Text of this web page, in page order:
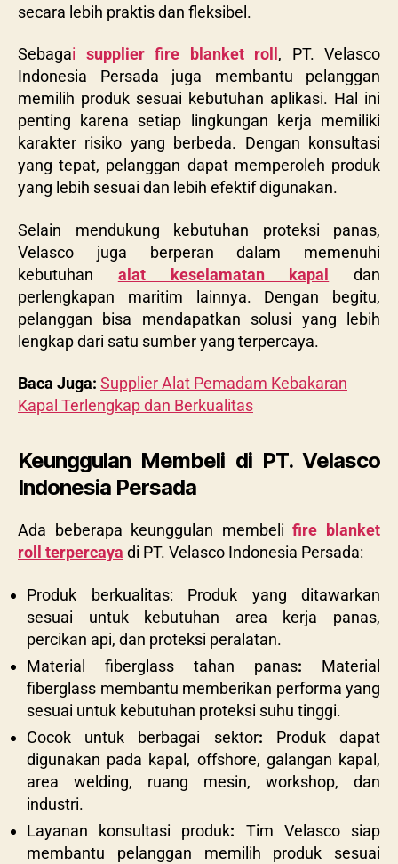
secara lebih praktis dan fleksibel.
Sebagai supplier fire blanket roll , PT. Velasco
Indonesia Persada juga membantu pelanggan
memilih produk sesuai kebutuhan aplikasi. Hal ini
penting karena setiap lingkungan kerja memiliki
karakter risiko yang berbeda. Dengan konsultasi
yang tepat, pelanggan dapat memperoleh produk
yang lebih sesuai dan lebih efektif digunakan.
Selain mendukung kebutuhan proteksi panas,
Velasco juga berperan dalam memenuhi
kebutuhan alat keselamatan kapal dan
perlengkapan maritim lainnya. Dengan begitu,
pelanggan bisa mendapatkan solusi yang lebih
lengkap dari satu sumber yang terpercaya.
Baca Juga: Supplier Alat Pemadam Kebakaran
Kapal Terlengkap dan Berkualitas
Keunggulan Membeli di PT. Velasco
Indonesia Persada
Ada beberapa keunggulan membelifire blanket
roll terpercaya di PT. Velasco Indonesia Persada:
Produk berkualitas: Produk yang ditawarkan
sesuai untuk kebutuhan area kerja panas,
percikan api, dan proteksi peralatan.
Material fiberglass tahan panas: Material
fiberglass membantu memberikan performa yang
sesuai untuk kebutuhan proteksi suhu tinggi.
Cocok untuk berbagai sektor: Produk dapat
digunakan pada kapal, offshore, galangan kapal,
area welding, ruang mesin, workshop, dan
industri.
Layanan konsultasi produk: Tim Velasco siap
membantu pelanggan memilih produk sesuai